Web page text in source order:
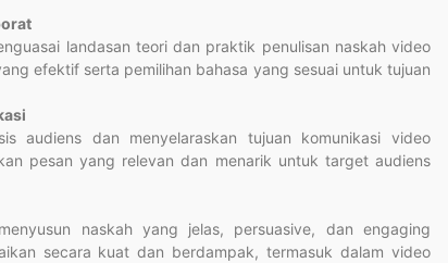
landasan teori dan praktik penulisan naskah video
efektif serta pemilihan bahasa yang sesuai untuk tujuan
audiens dan menyelaraskan tujuan komunikasi video
pesan yang relevan dan menarik untuk target audiens
naskah yang jelas, persuasive, dan engaging
secara kuat dan berdampak, termasuk dalam video